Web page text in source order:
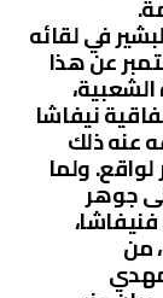
في لقائه
يوم 4 سبتمبر عن هذا
نيفاشا
عنه ذلك
ولما
جوهر
من